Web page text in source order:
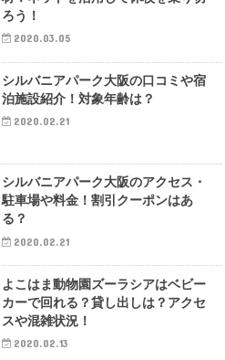
ろう！
2020.03.05
シルバニアパーク大阪の口コミや宿
泊施設紹介！対象年齢は？
2020.02.21
シルバニアパーク大阪のアクセス・
駐車場や料金！割引クーポンはあ
る？
2020.02.21
よこはま動物園ズーラシアはベビー
カーで回れる？貸し出しは？アクセ
スや混雑状況！
2020.02.13